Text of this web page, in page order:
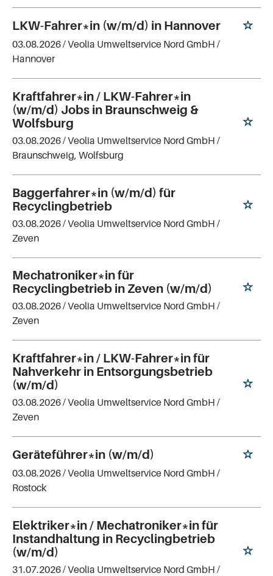
LKW-Fahrer*in (w/m/d) in Hannover
03.08.2026 /Veolia Umweltservice Nord GmbH /
Hannover
Kraftfahrer*in / LKW-Fahrer*in
(w/m/d) Jobs in Braunschweig &
Wolfsburg
03.08.2026 /Veolia Umweltservice Nord GmbH /
Braunschweig, Wolfsburg
Baggerfahrer*in (w/m/d) für
Recyclingbetrieb
03.08.2026 /Veolia Umweltservice Nord GmbH /
Zeven
Mechatroniker*in für
Recyclingbetrieb in Zeven (w/m/d)
03.08.2026 /Veolia Umweltservice Nord GmbH /
Zeven
Kraftfahrer*in / LKW-Fahrer*in für
Nahverkehr in Entsorgungsbetrieb
(w/m/d)
03.08.2026 /Veolia Umweltservice Nord GmbH /
Zeven
Geräteführer*in (w/m/d)
03.08.2026 /Veolia Umweltservice Nord GmbH /
Rostock
Elektriker*in / Mechatroniker*in für
Instandhaltung in Recyclingbetrieb
(w/m/d)
31.07.2026 /Veolia Umweltservice Nord GmbH /